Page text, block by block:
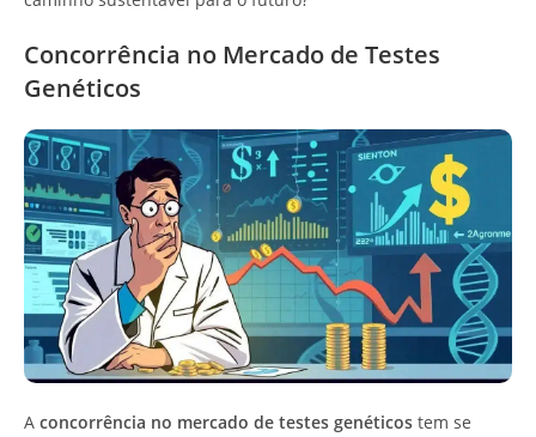
Concorrência no Mercado de Testes
Genéticos
A concorrência no mercado de testes genéticos tem se